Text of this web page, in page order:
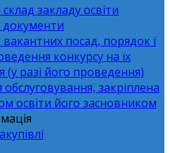
закладу освіти
документи
вакантних посад, порядок і
конкурсу на їх
(у разі його проведення)
обслуговування, закріплена
освіти його засновником